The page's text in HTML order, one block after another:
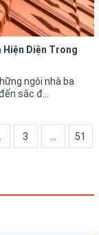
Hiện Diện Trong
ngôi nhà ba
sắc đ...
3 ... 51